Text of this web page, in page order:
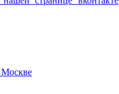
Москве